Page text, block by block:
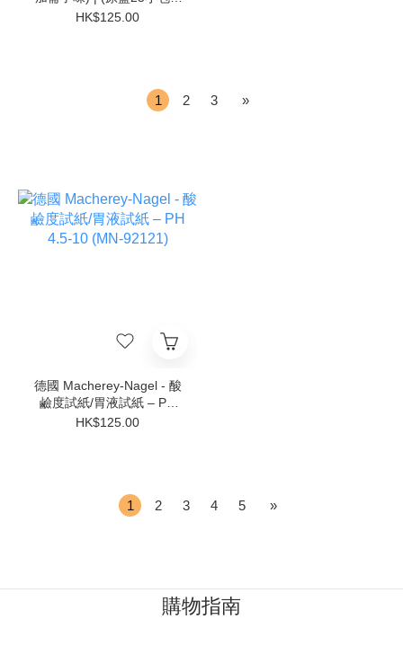
3支)
HK$125.00
1 2 3 »
德國 Macherey-Nagel - 酸
鹼度試紙/胃液試紙 – PH
4.5-10 (MN-92121)
HK$125.00
1 2 3 4 5 »
購物指南